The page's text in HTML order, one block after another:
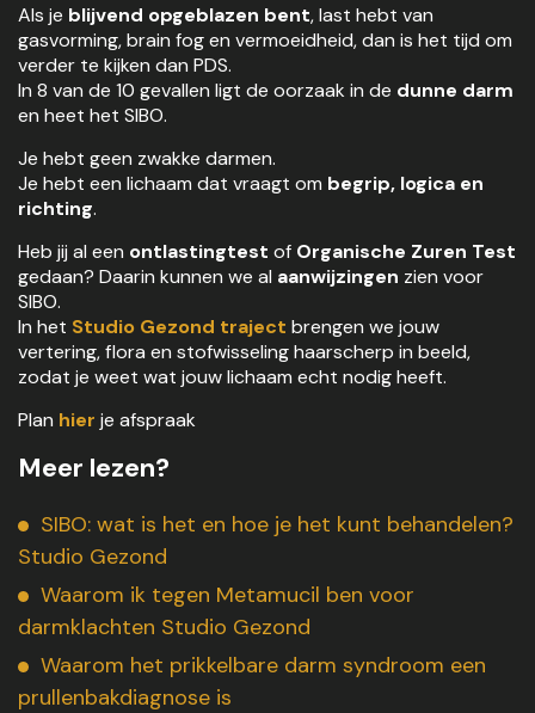
Als je blijvend opgeblazen bent, last hebt van
gasvorming, brain fog en vermoeidheid, dan is het tijd om
verder te kijken dan PDS.
In 8 van de 10 gevallen ligt de oorzaak in de dunne darm
en heet het SIBO.
Je hebt geen zwakke darmen.
Je hebt een lichaam dat vraagt om begrip, logica en
richting.
Heb jij al een ontlastingtest of Organische Zuren Test
gedaan? Daarin kunnen we al aanwijzingen zien voor
SIBO.
In het Studio Gezond traject brengen we jouw
vertering, flora en stofwisseling haarscherp in beeld,
zodat je weet wat jouw lichaam echt nodig heeft.
Plan hier je afspraak
Meer lezen?
SIBO: wat is het en hoe je het kunt behandelen?
Studio Gezond
Waarom ik tegen Metamucil ben voor
darmklachten Studio Gezond
Waarom het prikkelbare darm syndroom een
prullenbakdiagnose is